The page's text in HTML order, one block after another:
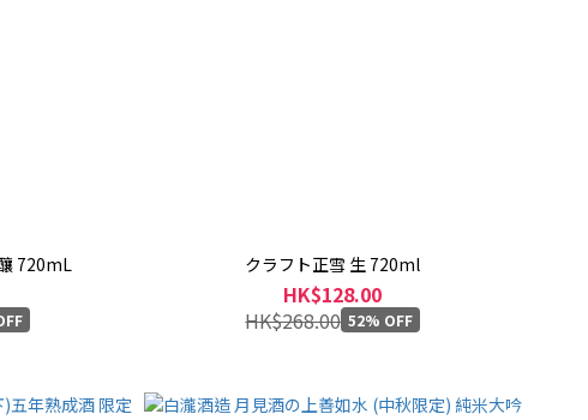
720mL クラフト正雪 生 720ml
HK$128.00
HK$268.00 52% OFF